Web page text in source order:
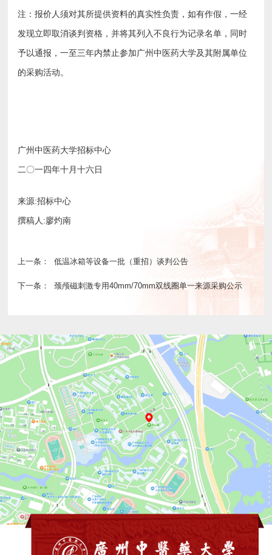
注：报价人须对其所提供资料的真实性负责，如有作假，一经
发现立即取消谈判资格，并将其列入不良行为记录名单，同时
予以通报，一至三年内禁止参加广州中医药大学及其附属单位
的采购活动。
广州中医药大学招标中心
二〇一四年十月十六日
来源:招标中心
撰稿人:廖灼南
上一条： 低温冰箱等设备一批（重招）谈判公告
下一条： 颈颅磁刺激专用40mm/70mm双线圈单一来源采购公示